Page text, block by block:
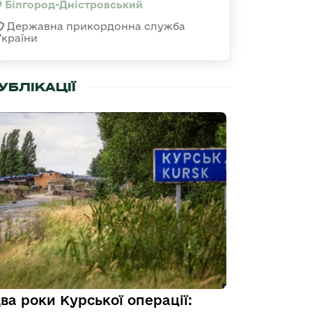
Білгород-Дністровський
Державна прикордонна служба
роки Курської операції: